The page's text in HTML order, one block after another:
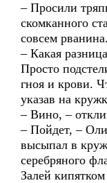
– Просили
скомканного
совсем рванина.
– Какая
Просто
гноя и крови.
указав на
– Вино, –
– Пойдет, –
высыпал в
серебряного
Залей